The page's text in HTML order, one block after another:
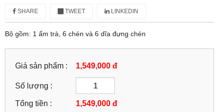
SHARE TWEET LINKEDIN
Bộ gồm: 1 ấm trà, 6 chén và 6 dĩa đựng chén
Giá sản phẩm : 1,549,000 đ
Số lượng :
Tổng tiền : 1,549,000 đ